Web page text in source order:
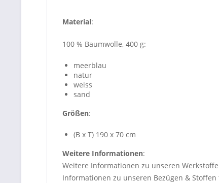
Material:
100 % Baumwolle, 400 g:
meerblau
natur
weiss
sand
Größen:
(B x T) 190 x 70 cm
Weitere Informationen:
Weitere Informationen zu unseren
Informationen zu unseren Bezügen & Stoffen